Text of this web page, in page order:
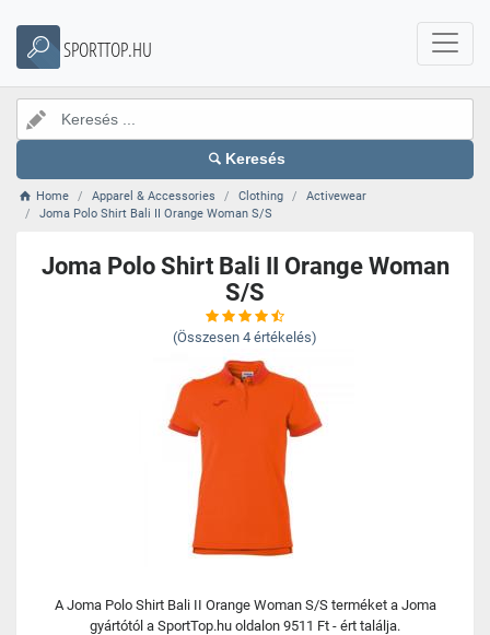
SPORTTOP.HU
Keresés
Home Apparel & Accessories Clothing
Activewear
Joma Polo Shirt Bali II Orange Woman S/S
Joma Polo Shirt Bali II Orange Woman
S/S
(Összesen 4 értékelés)
A Joma Polo Shirt Bali II Orange Woman S/S terméket a Joma
gyártótól a SportTop.hu oldalon 9511 Ft - ért találja.